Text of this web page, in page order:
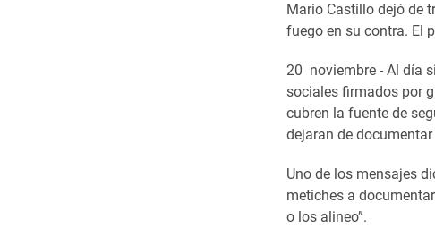
Mario Castillo dejó de
fuego en su contra. El
20 noviembre - Al día
sociales firmados por
cubren la fuente de
dejaran de
Uno de los mensajes
metiches a
o los alineo”.